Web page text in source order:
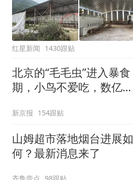
红星新闻 1430跟贴
北京的“毛毛虫”进入暴食
期，小鸟不爱吃，数亿头
新京报 154跟贴
山姆超市落地烟台进展如
何？最新消息来了